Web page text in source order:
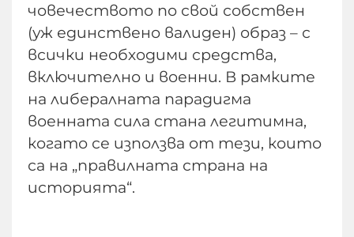
човечеството по свой собствен
(уж единствено валиден) образ – с
всички необходими средства,
включително и военни. В рамките
на либералната парадигма
военната сила стана легитимна,
когато се използва от тези, които
са на „правилната страна на
историята“.